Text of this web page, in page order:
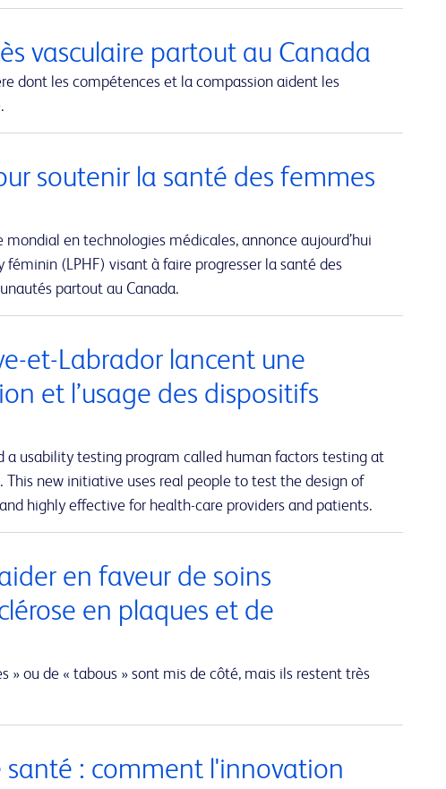
vasculaire partout au Canada
dont les compétences et la compassion aident les
soutenir la santé des femmes
en technologies médicales, annonce aujourd’hui
(LPHF) visant à faire progresser la santé des
partout au Canada.
et-Labrador lancent une
et l’usage des dispositifs
a usability testing program called human factors testing at
new initiative uses real people to test the design of
highly effective for health-care providers and patients.
en faveur de soins
en plaques et de
» ou de « tabous » sont mis de côté, mais ils restent très
: comment l'innovation